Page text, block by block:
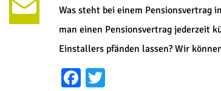
Was steht bei einem Pensionsvertrag
man einen Pensionsvertrag jederzeit
Einstallers pfänden lassen? Wir
Facebook